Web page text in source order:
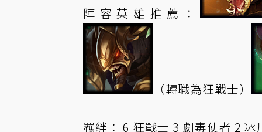
陣容英雄推薦：
（轉職為狂戰士）
羈絆： 6 狂戰士 3 劇毒使者 2